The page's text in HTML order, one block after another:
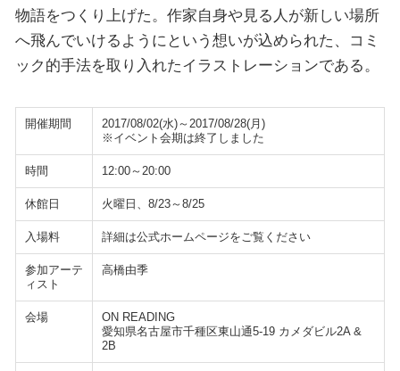
物語をつくり上げた。作家自身や見る人が新しい場所
へ飛んでいけるようにという想いが込められた、コミ
ック的手法を取り入れたイラストレーションである。
開催期間
2017/08/02(水)～2017/08/28(月)
※イベント会期は終了しました
時間 12:00～20:00
休館日 火曜日、8/23～8/25
入場料 詳細は公式ホームページをご覧ください
参加アーテ
ィスト
高橋由季
会場
ON READING
愛知県名古屋市千種区東山通5-19 カメダビル2A &
2B